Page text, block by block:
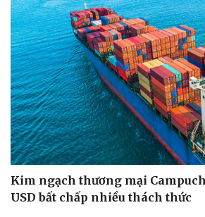
Kim ngạch thương mại
USD bất chấp nhiều thách thức